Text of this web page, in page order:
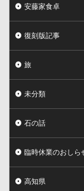
安藤家食卓
復刻版記事
旅
未分類
石の話
臨時休業のおしら
高知県